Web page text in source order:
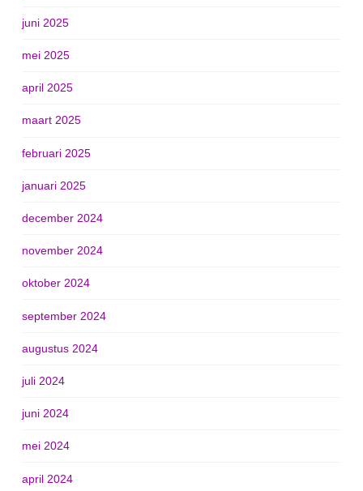
juni 2025
mei 2025
april 2025
maart 2025
februari 2025
januari 2025
december 2024
november 2024
oktober 2024
september 2024
augustus 2024
juli 2024
juni 2024
mei 2024
april 2024